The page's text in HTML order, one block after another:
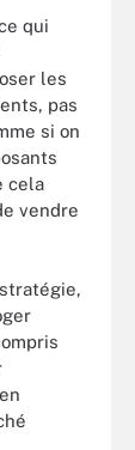
qui
les
pas
si on
cela
vendre